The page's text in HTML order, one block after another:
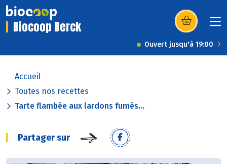
Biocoop Berck (s’ouvre dans
Ouvert jusqu'à 19:00
Accueil
Toutes nos recettes
Tarte flambée aux lardons fumés...
Partager sur